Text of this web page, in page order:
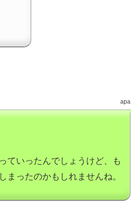
apa
ていったんでしょうけど、も
まったのかもしれませんね。